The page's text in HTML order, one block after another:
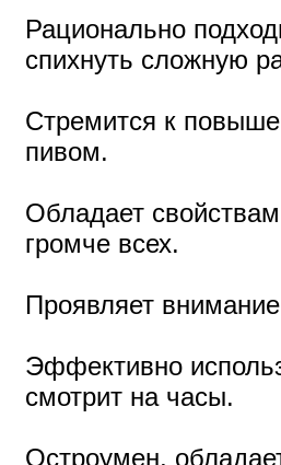
Рационально
спихнуть сложную
Стремится к
пивом.
Обладает
громче всех.
Проявляет
Эффективно
смотрит на часы.
Остроумен,